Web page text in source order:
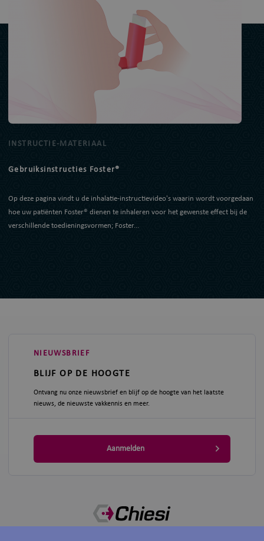
INSTRUCTIE-MATERIAAL
Gebruiksinstructies Foster®
Op deze pagina vindt u de inhalatie-instructievideo's waarin wordt voorgedaan
hoe uw patiënten Foster® dienen te inhaleren voor het gewenste effect bij de
verschillende toedieningsvormen; Foster...
NIEUWSBRIEF
BLIJF OP DE HOOGTE
Ontvang nu onze nieuwsbrief en blijf op de hoogte van het laatste
nieuws, de nieuwste vakkennis en meer.
Aanmelden